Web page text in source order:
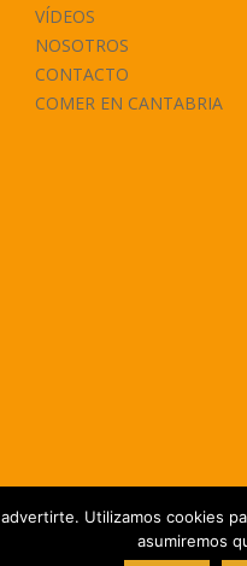
VÍDEOS
NOSOTROS
CONTACTO
COMER EN CANTABRIA
Utilizamos cookies
asumiremos